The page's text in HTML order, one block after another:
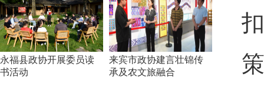
永福县政协开展委员读
书活动
来宾市政协建言壮锦传
承及农文旅融合